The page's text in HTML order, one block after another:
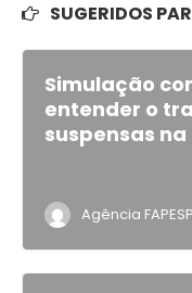
SUGERIDOS
Simulação
entender o
suspensas
Agência FAPESP